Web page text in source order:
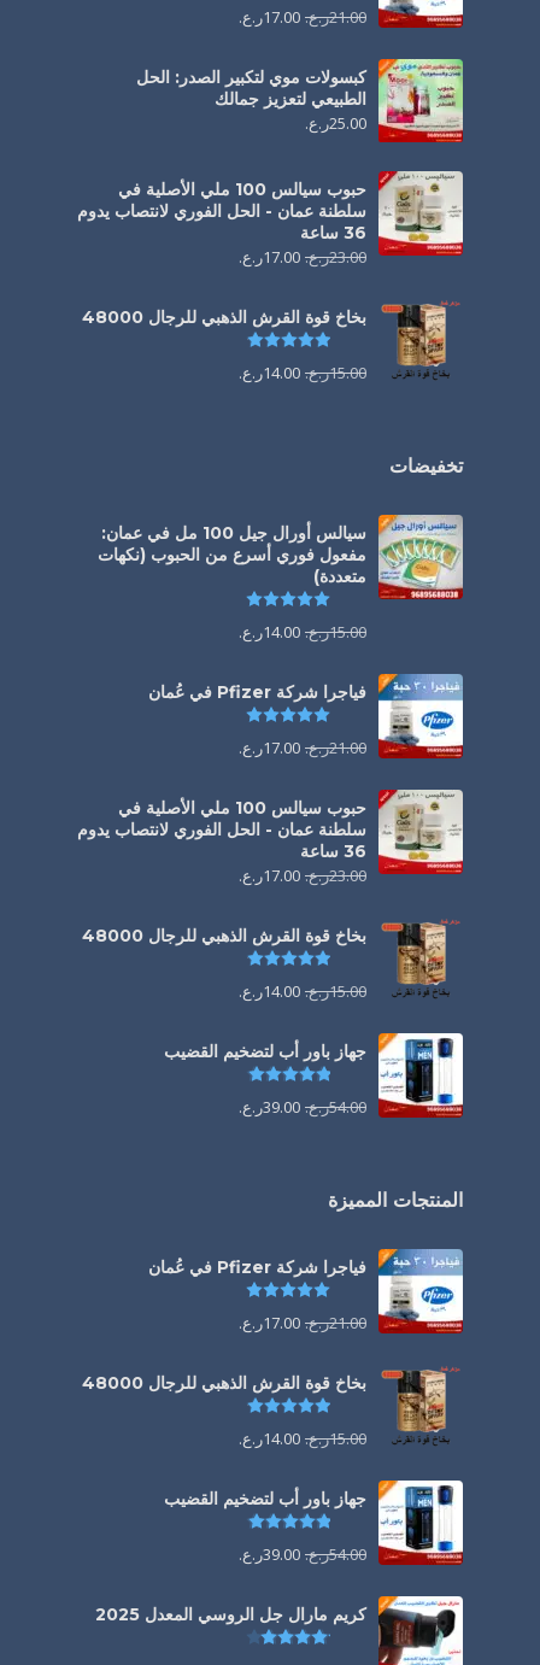
21.00ر.ع. 17.00ر.ع.
كبسولات موي لتكبير الصدر: الحل
الطبيعي لتعزيز جمالك
25.00ر.ع.
حبوب سيالس 100 ملي الأصلية في
سلطنة عمان - الحل الفوري لانتصاب يدوم
36 ساعة
23.00ر.ع. 17.00ر.ع.
بخاخ قوة القرش الذهبي للرجال 48000
تم التقييم
15.00ر.ع. 14.00ر.ع.
تخفيضات
سيالس أورال جيل 100 مل في عمان:
مفعول فوري أسرع من الحبوب (نكهات
متعددة)
15.00ر.ع. 14.00ر.ع.
فياجرا شركة Pfizer في عُمان
21.00ر.ع. 17.00ر.ع.
حبوب سيالس 100 ملي الأصلية في
سلطنة عمان - الحل الفوري لانتصاب يدوم
36 ساعة
23.00ر.ع. 17.00ر.ع.
بخاخ قوة القرش الذهبي للرجال 48000
تم التقييم
15.00ر.ع. 14.00ر.ع.
جهاز باور أب لتضخيم القضيب
تم التقييم
54.00ر.ع. 39.00ر.ع.
المنتجات المميزة
فياجرا شركة Pfizer في عُمان
21.00ر.ع. 17.00ر.ع.
بخاخ قوة القرش الذهبي للرجال 48000
تم التقييم
15.00ر.ع. 14.00ر.ع.
جهاز باور أب لتضخيم القضيب
تم التقييم
54.00ر.ع. 39.00ر.ع.
كريم مارال جل الروسي المعدل 2025
تم التقييم